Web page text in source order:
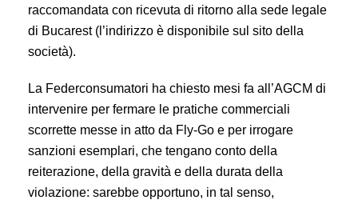
raccomandata con ricevuta di ritorno alla sede legale
di Bucarest (l’indirizzo è disponibile sul sito della
società).
La Federconsumatori ha chiesto mesi fa all’AGCM di
intervenire per fermare le pratiche commerciali
scorrette messe in atto da Fly-Go e per irrogare
sanzioni esemplari, che tengano conto della
reiterazione, della gravità e della durata della
violazione: sarebbe opportuno, in tal senso,